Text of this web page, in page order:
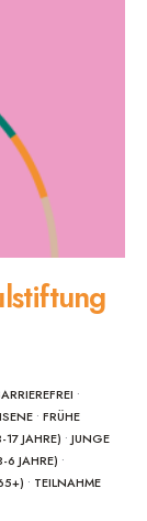
•
• FRÜHE
17 JAHRE) •JUNGE
6 JAHRE) •
• TEILNAHME